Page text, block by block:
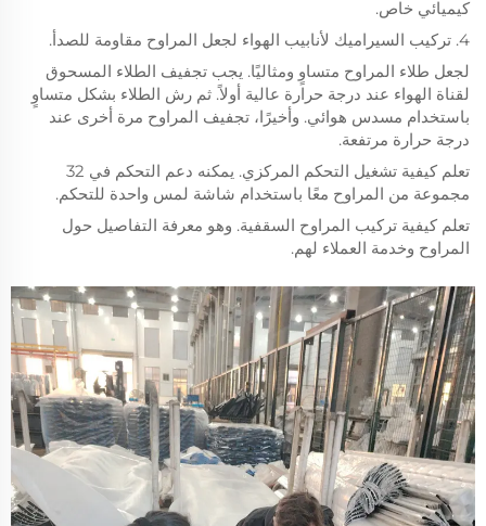
كيميائي خاص.
4. تركيب السيراميك لأنابيب الهواء لجعل المراوح مقاومة للصدأ.
لجعل طلاء المراوح متساوٍ ومثاليًا. يجب تجفيف الطلاء المسحوق
لقناة الهواء عند درجة حرارة عالية أولاً. ثم رش الطلاء بشكل متساوٍ
باستخدام مسدس هوائي. وأخيرًا، تجفيف المراوح مرة أخرى عند
درجة حرارة مرتفعة.
تعلم كيفية تشغيل التحكم المركزي. يمكنه دعم التحكم في 32
مجموعة من المراوح معًا باستخدام شاشة لمس واحدة للتحكم.
تعلم كيفية تركيب المراوح السقفية. وهو معرفة التفاصيل حول
المراوح وخدمة العملاء لهم.